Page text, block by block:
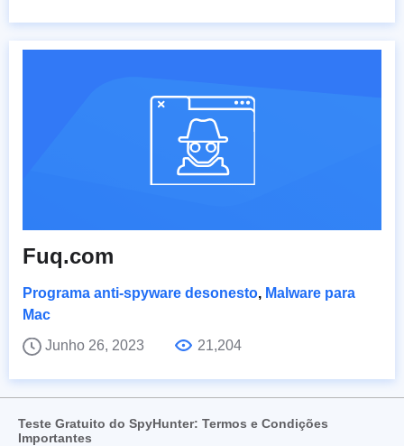
Fuq.com
Programa anti-spyware desonesto, Malware para
Mac
Junho 26, 2023
21,204
Teste Gratuito do SpyHunter: Termos e Condições
Importantes